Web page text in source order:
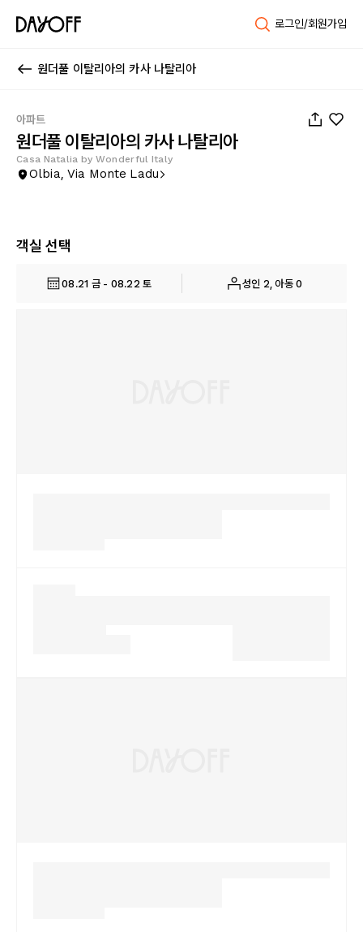
로그인/회원가입
원더풀 이탈리아의 카사 나탈리아
아파트
원더풀 이탈리아의 카사 나탈리아
Casa Natalia by Wonderful Italy
Olbia, Via Monte Ladu
객실 선택
08.21 금 - 08.22 토 성인 2, 아동 0